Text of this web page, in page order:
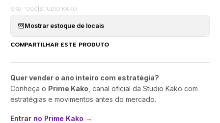
SKU: '000 STUDIO KAKO
Mostrar estoque de locais
COMPARTILHAR ESTE PRODUTO
Quer vender o ano inteiro com estratégia?
Conheça o Prime Kako , canal oficial da Studio Kako com
estratégias e movimentos antes do mercado.
Entrar no Prime Kako →